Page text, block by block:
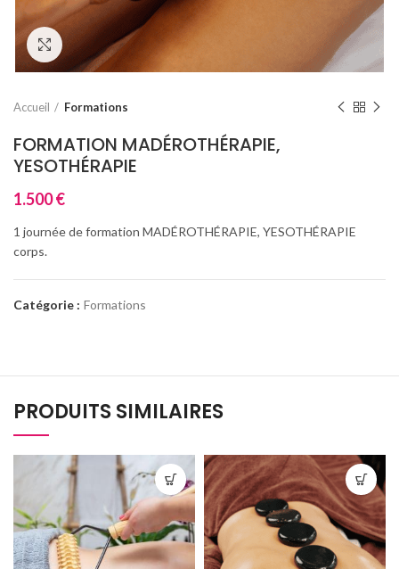
Click to enlarge
Accueil Formations
FORMATION MADÉROTHÉRAPIE,
YESOTHÉRAPIE
1.500€
1 journée de formation MADÉROTHÉRAPIE, YESOTHÉRAPIE
corps.
Catégorie : Formations
PRODUITS SIMILAIRES